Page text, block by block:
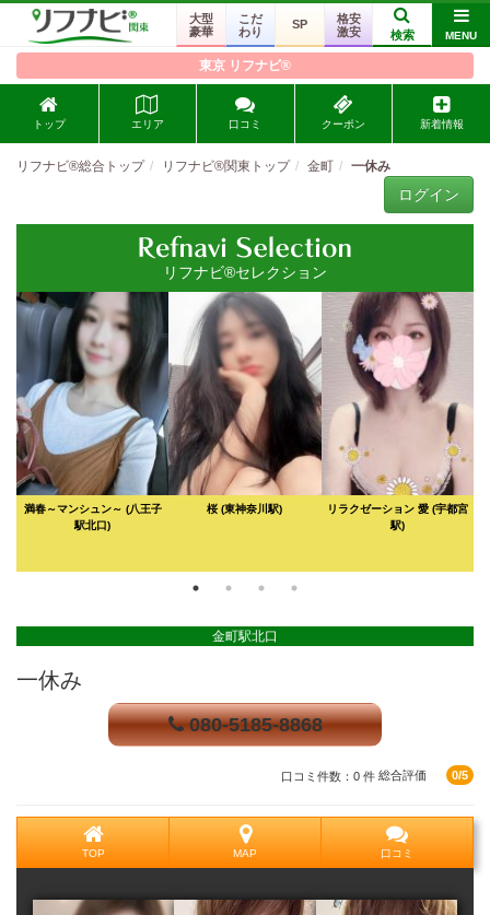
大型
豪華
こだ
わり
SP
格安
激安
検索 MENU
東京 リフナビ®
トップ エリア 口コミ クーポン 新着情報
リフナビ®総合トップ リフナビ®関東トップ 金町 一休み
ログイン
リフナビ®セレクション
満春～マンシュン～ (八王子
駅北口)
桜(東神奈川駅) リラクゼーション 愛 (宇都宮
駅)
金町駅北口
一休み
080-5185-8868
口コミ件数：0 件 総合評価 0/5
TOP MAP 口コミ